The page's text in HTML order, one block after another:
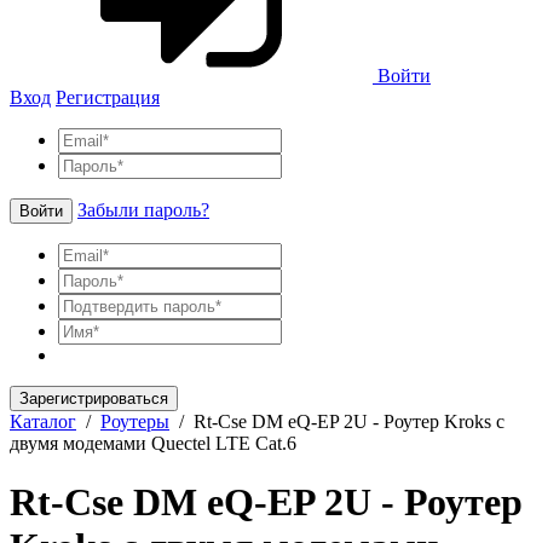
Войти
Вход Регистрация
Войти Забыли пароль?
Зарегистрироваться
Каталог / Роутеры / Rt-Cse DM eQ-EP 2U - Роутер Kroks с
двумя модемами Quectel LTE Cat.6
Rt-Cse DM eQ-EP 2U - Роутер